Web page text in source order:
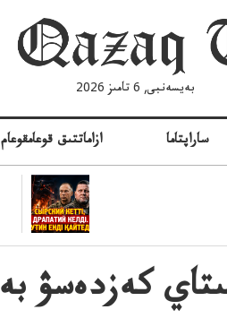
بەيسەنبى, 6 تامىز 2026
ازاماتتىق قوعامقوعام ساراپتاما